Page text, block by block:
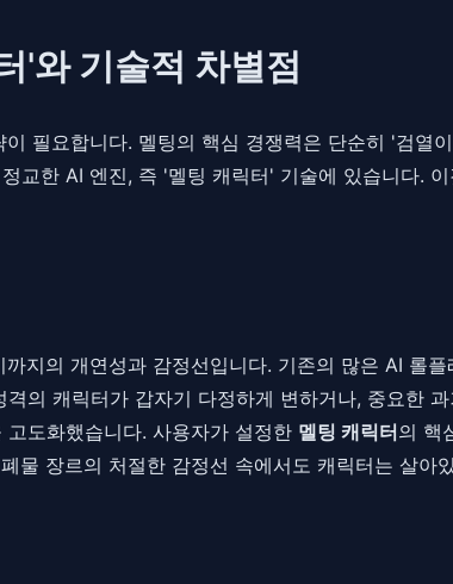
'와 기술적 차별점
필요합니다. 멜팅의 핵심 경쟁력은 단순히 '검열
교한 AI 엔진, 즉 '멜팅 캐릭터' 기술에 있습니다.
지의 개연성과 감정선입니다. 기존의 많은 AI 롤
의 캐릭터가 갑자기 다정하게 변하거나, 중요한
도화했습니다. 사용자가 설정한 멜팅 캐릭터의 핵
물 장르의 처절한 감정선 속에서도 캐릭터는 살